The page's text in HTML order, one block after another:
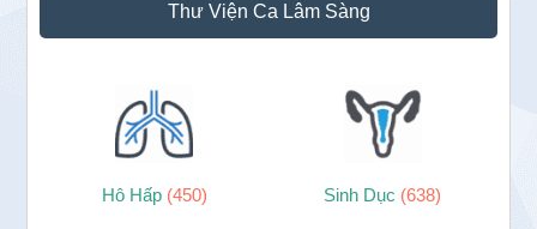
Thư Viện Ca Lâm Sàng
Hô Hấp (450) Sinh Dục (638)